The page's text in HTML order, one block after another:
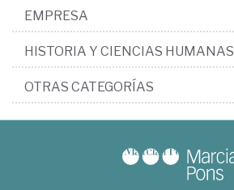
EMPRESA
HISTORIA Y CIENCIAS HUMANAS
OTRAS CATEGORÍAS